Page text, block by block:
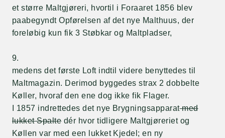
et større Maltgjøreri, hvortil i Foraaret 1856 blev
paabegyndt Opførelsen af det nye Malthuus, der
foreløbig kun fik 3 Støbkar og Maltpladser,
9.
medens det første Loft indtil videre benyttedes til
Maltmagazin. Derimod byggedes strax 2 dobbelte
Køller, hvoraf den ene dog ikke fik Flager.
I 1857 indrettedes det nye Brygningsapparatmed
lukket Spaltedér hvor tidligere Maltgjøreriet og
Køllen var med een lukket Kjedel; en ny